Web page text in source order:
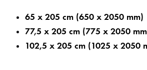
65 x 205 cm (650 x 2050 mm)
77,5 x 205 cm (775 x 2050
102,5 x 205 cm (1025 x 2050